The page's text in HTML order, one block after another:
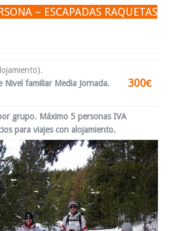
– ESCAPADAS RAQUETAS
Nivel familiar Media Jornada.
300€
grupo. Máximo 5 personas IVA
para viajes con alojamiento.